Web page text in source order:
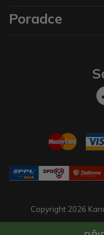
Poradce
Copyright 2026